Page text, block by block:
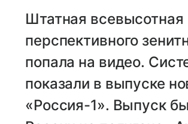
Штатная
перспективного
попала на видео.
показали в выпуске
«Россия-1». Выпуск